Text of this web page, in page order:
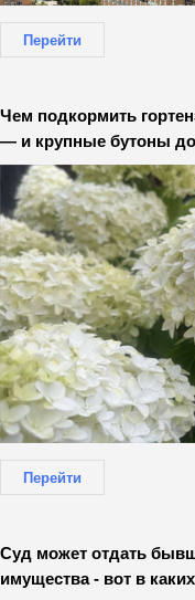
Перейти
Чем подкормить
— и крупные бутоны
Перейти
Суд может отдать
имущества - вот в